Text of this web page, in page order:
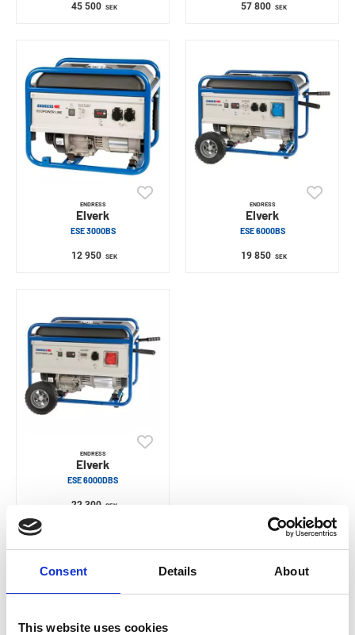
Consent Details About
This website uses cookies
45 500 SEK 57 800 SEK
ENDRESS
Elverk
ESE 3000BS
12 950 SEK
ENDRESS
Elverk
ESE 6000BS
19 850 SEK
ENDRESS
Elverk
ESE 6000DBS
22 300 SEK